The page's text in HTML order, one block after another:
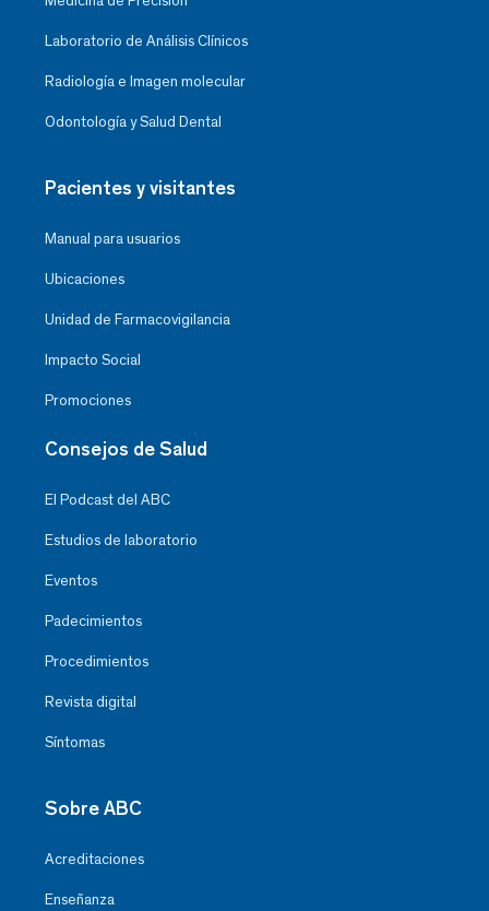
Laboratorio de Análisis Clínicos
Radiología e Imagen molecular
Odontología y Salud Dental
Pacientes y visitantes
Manual para usuarios
Ubicaciones
Unidad de Farmacovigilancia
Impacto Social
Promociones
Consejos de Salud
El Podcast del ABC
Estudios de laboratorio
Eventos
Padecimientos
Procedimientos
Revista digital
Síntomas
Sobre ABC
Acreditaciones
Enseñanza